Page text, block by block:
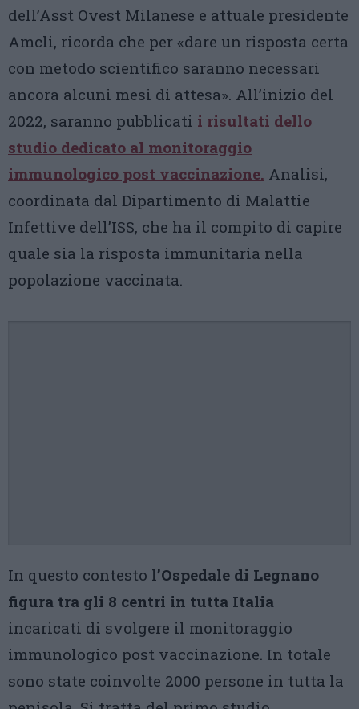
dell’Asst Ovest Milanese e attuale presidente
Amcli, ricorda che per «dare un risposta certa
con metodo scientifico saranno necessari
ancora alcuni mesi di attesa». All’inizio del
2022, saranno pubblicati i risultati dello
studio dedicato al monitoraggio
immunologico post vaccinazione. Analisi,
coordinata dal Dipartimento di Malattie
Infettive dell’ISS, che ha il compito di capire
quale sia la risposta immunitaria nella
popolazione vaccinata.
In questo contesto l’Ospedale di Legnano
figura tra gli 8 centri in tutta Italia
incaricati di svolgere il monitoraggio
immunologico post vaccinazione. In totale
sono state coinvolte 2000 persone in tutta la